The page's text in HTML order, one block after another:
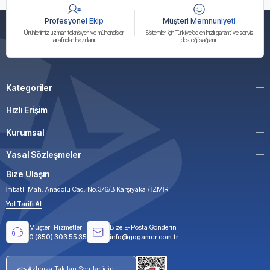
Profesyonel Ekip
Ürünlerimiz uzman teknisyen ve mühendisler
tarafından hazırlanır.
Müşteri Memnuniyeti
Sistemler için Türkiye’de en hızlı garanti ve servis
desteği sağlanır.
Kategoriler
Hızlı Erişim
Kurumsal
Yasal Sözleşmeler
Bize Ulaşın
İmbatlı Mah. Anadolu Cad. No:376/B Karşıyaka / İZMİR
Yol Tarifi Al
Müşteri Hizmetleri
0 (850) 303 55 35
Bize E-Posta Gönderin
info@gogamer.com.tr